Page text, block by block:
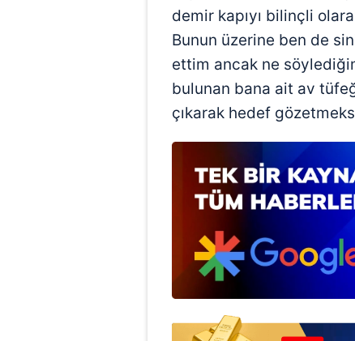
demir kapıyı bilinçli
Bunun üzerine ben de
ettim ancak ne
bulunan bana ait av
çıkarak hedef